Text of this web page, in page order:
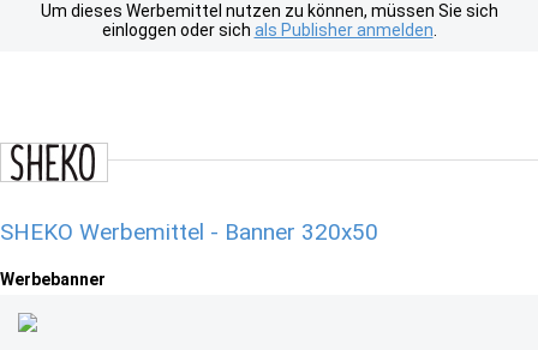
Um dieses Werbemittel nutzen zu können, müssen Sie sich
einloggen oder sich als Publisher anmelden
SHEKO Werbemittel - Banner 320x50
Werbebanner